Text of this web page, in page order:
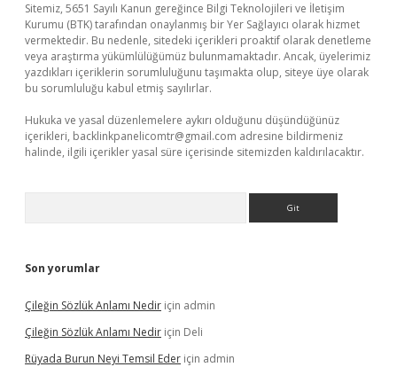
Sitemiz, 5651 Sayılı Kanun gereğince Bilgi Teknolojileri ve İletişim
Kurumu (BTK) tarafından onaylanmış bir Yer Sağlayıcı olarak hizmet
vermektedir. Bu nedenle, sitedeki içerikleri proaktif olarak denetleme
veya araştırma yükümlülüğümüz bulunmamaktadır. Ancak, üyelerimiz
yazdıkları içeriklerin sorumluluğunu taşımakta olup, siteye üye olarak
bu sorumluluğu kabul etmiş sayılırlar.
Hukuka ve yasal düzenlemelere aykırı olduğunu düşündüğünüz
içerikleri, backlinkpanelicomtr@gmail.com adresine bildirmeniz
halinde, ilgili içerikler yasal süre içerisinde sitemizden kaldırılacaktır.
Son yorumlar
Çileğin Sözlük Anlamı Nedir için admin
Çileğin Sözlük Anlamı Nedir için Deli
Rüyada Burun Neyi Temsil Eder için admin